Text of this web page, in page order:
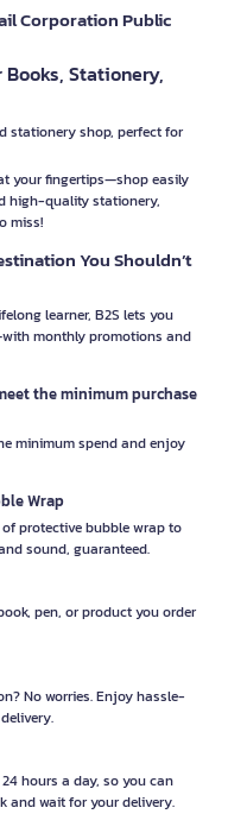
Corporation Public
Stationery,
stationery shop, perfect for
your fingertips—shop easily
high-quality stationery,
miss!
You Shouldn’t
learner, B2S lets you
monthly promotions and
the minimum purchase
minimum spend and enjoy
Wrap
protective bubble wrap to
sound, guaranteed.
pen, or product you order
No worries. Enjoy hassle-
hours a day, so you can
and wait for your delivery.